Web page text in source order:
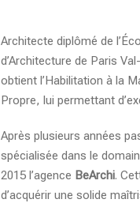
Architecte diplômé de
d’Architecture de Paris
obtient l’Habilitation à la
Propre, lui permettant
Après plusieurs années
spécialisée dans le
2015 l’agence BeArchi.
d’acquérir une solide